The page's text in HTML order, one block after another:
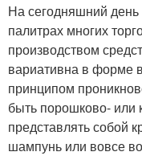
На сегодняшний день
палитрах многих
производством
вариативна в форме
принципом
быть порошково-
представлять собой
шампунь или вовсе